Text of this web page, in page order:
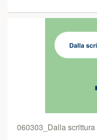
060303_Dalla